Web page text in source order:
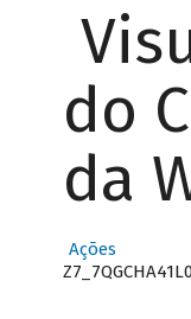
do
da
Ações